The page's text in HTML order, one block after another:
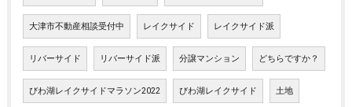
大津市不動産相談受付中 レイクサイド レイクサイド派
リバーサイド リバーサイド派 分譲マンション どちらですか？
びわ湖レイクサイドマラソン2022 びわ湖レイクサイド 土地